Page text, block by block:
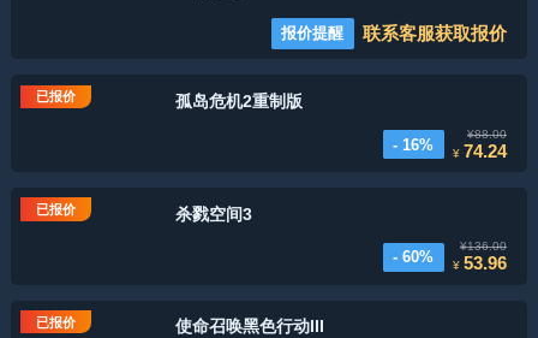
报价提醒 联系客服获取报价
已报价 孤岛危机2重制版
- 16%
¥88.00
¥ 74.24
已报价 杀戮空间3
- 60%
¥136.00
¥53.96
已报价 使命召唤黑色行动III